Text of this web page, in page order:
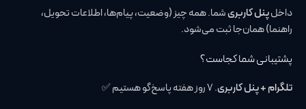
داخلپنل کاربریشما. همه چیز (وضعیت، پیام‌ها، اطلاعات تحویل،
راهنما) همان‌جا ثبت می‌شود.
پشتیبانی شما کجاست؟
تلگرام + پنل کاربری. ۷ روز هفته پاسخ‌گو هستیم ✅